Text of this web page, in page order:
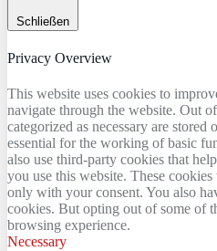
Schließen
Privacy Overview
This website uses cookies to
navigate through the website. Out
categorized as necessary are stored
essential for the working of basic
also use third-party cookies that
you use this website. These
only with your consent. You also
cookies. But opting out of some of
browsing experience.
Necessary